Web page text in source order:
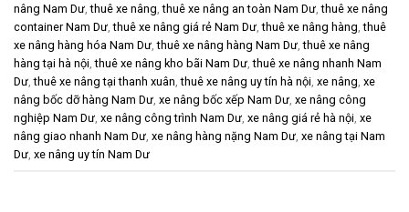
nâng Nam Dư ,thuê xe nâng ,thuê xe nâng an toàn Nam Dư ,thuê xe nâng
container Nam Dư ,thuê xe nâng giá rẻ Nam Dư ,thuê xe nâng hàng ,thuê
xe nâng hàng hóa Nam Dư ,thuê xe nâng hàng Nam Dư ,thuê xe nâng
hàng tại hà nội ,thuê xe nâng kho bãi Nam Dư ,thuê xe nâng nhanh Nam
Dư ,thuê xe nâng tại thanh xuân ,thuê xe nâng uy tín hà nội xe nâng xe
nâng bốc dỡ hàng Nam Dư xe nâng bốc xếp Nam Dư xe nâng công
nghiệp Nam Dư xe nâng công trình Nam Dư xe nâng giá rẻ hà nội xe
nâng giao nhanh Nam Dư xe nâng hàng nặng Nam Dư xe nâng tại Nam
Dư xe nâng uy tín Nam Dư